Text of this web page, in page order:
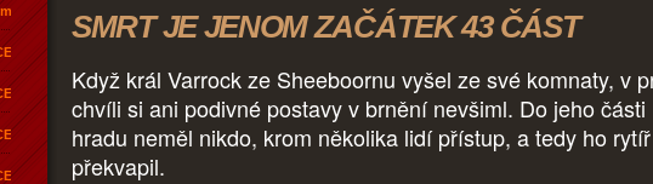
SMRT JE JENOM ZAČÁTEK 43 ČÁST
Když král Varrock ze Sheeboornu vyšel ze své komnaty, v
chvíli si ani podivné postavy v brnění nevšiml. Do jeho části
hradu neměl nikdo, krom několika lidí přístup, a tedy ho rytíř
překvapil.